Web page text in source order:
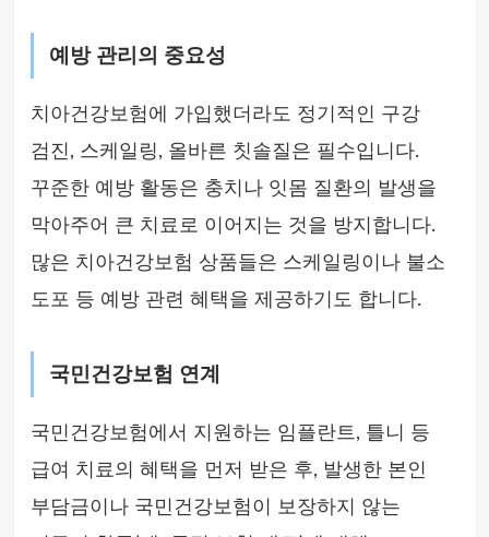
예방 관리의 중요성
치아건강보험에 가입했더라도 정기적인 구강
검진, 스케일링, 올바른 칫솔질은 필수입니다.
꾸준한 예방 활동은 충치나 잇몸 질환의 발생을
막아주어 큰 치료로 이어지는 것을 방지합니다.
많은 치아건강보험 상품들은 스케일링이나 불소
도포 등 예방 관련 혜택을 제공하기도 합니다.
국민건강보험 연계
국민건강보험에서 지원하는 임플란트, 틀니 등
급여 치료의 혜택을 먼저 받은 후, 발생한 본인
부담금이나 국민건강보험이 보장하지 않는